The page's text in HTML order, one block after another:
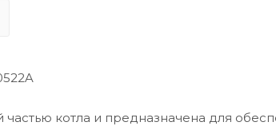
котла и предназначена для